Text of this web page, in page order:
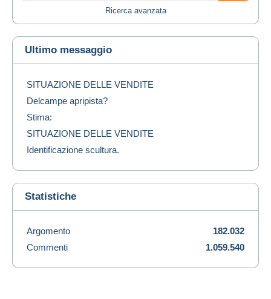
Ricerca avanzata
Ultimo messaggio
SITUAZIONE DELLE VENDITE
Delcampe apripista?
Stima:
SITUAZIONE DELLE VENDITE
Identificazione scultura.
Statistiche
Argomento
182.032
Commenti
1.059.540